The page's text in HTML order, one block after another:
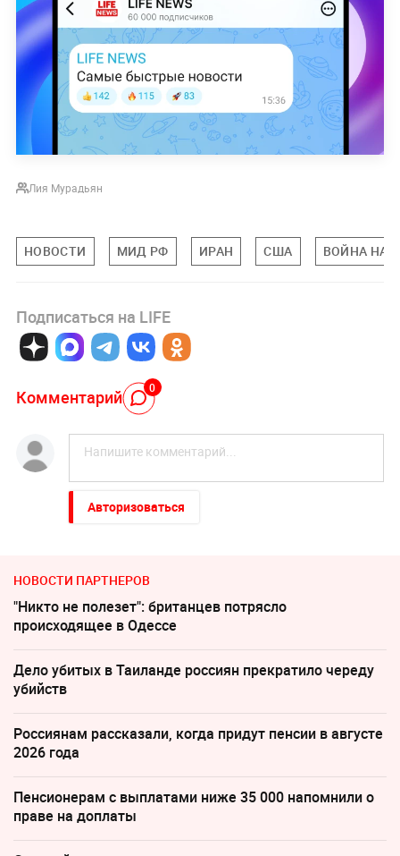
Лия Мурадьян
НОВОСТИ МИД РФ ИРАН США ВОЙНА НА
Подписаться на LIFE
Комментарий 0
Авторизоваться
НОВОСТИ ПАРТНЕРОВ
"Никто не полезет": британцев потрясло
происходящее в Одессе
Дело убитых в Таиланде россиян прекратило череду
убийств
Россиянам рассказали, когда придут пенсии в августе
2026 года
Пенсионерам с выплатами ниже 35 000 напомнили о
праве на доплаты